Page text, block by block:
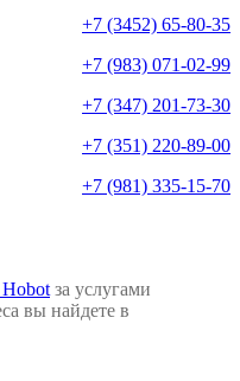
+7 (3452) 65-80-35
+7 (983) 071-02-99
+7 (347) 201-73-30
+7 (351) 220-89-00
+7 (981) 335-15-70
за услугами
вы найдете в